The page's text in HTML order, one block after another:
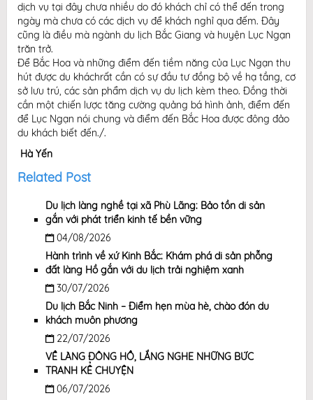
dịch vụ tại đây chưa nhiều do đó khách chỉ có thể đến trong
ngày mà chưa có các dịch vụ để khách nghỉ qua đếm. Đây
cũng là điều mà ngành du lịch Bắc Giang và huyện Lục Ngạn
trăn trở.
Để Bắc Hoa và những điểm đến tiềm năng của Lục Ngạn thu
hút được du kháchrất cần có sự đầu tư đồng bộ về hạ tầng, cơ
sở lưu trú, các sản phẩm dịch vụ du lịch kèm theo. Đồng thời
cần một chiến lược tăng cường quảng bá hình ảnh, điểm đến
để Lục Ngạn nói chung và điểm đến Bắc Hoa được đông đảo
du khách biết đến./.
Hà Yến
Related Post
Du lịch làng nghề tại xã Phù Lãng: Bảo tồn di sản
gắn với phát triển kinh tế bền vững
04/08/2026
Hành trình về xứ Kinh Bắc: Khám phá di sản phỗng
đất làng Hồ gắn với du lịch trải nghiệm xanh
30/07/2026
Du lịch Bắc Ninh – Điểm hẹn mùa hè, chào đón du
khách muôn phương
22/07/2026
VỀ LÀNG ĐÔNG HỒ, LẮNG NGHE NHỮNG BỨC
TRANH KỂ CHUYỆN
06/07/2026